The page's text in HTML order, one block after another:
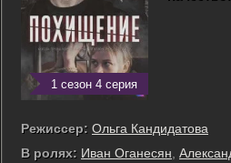
1 сезон 4 серия
Режиссер: Ольга Кандидатова
В ролях: Иван Оганесян